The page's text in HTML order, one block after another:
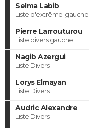
Selma Labib
Liste d'extrême-gauche
Pierre Larrouturou
Liste divers gauche
Nagib Azergui
Liste Divers
Lorys Elmayan
Liste Divers
Audric Alexandre
Liste Divers